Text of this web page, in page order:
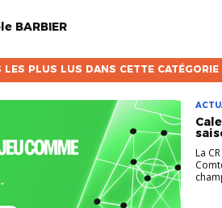
BARBIER
LES PLUS LUS DANS CETTE CATÉGORIE
La